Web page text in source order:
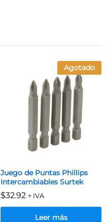
Agotado
Juego de Puntas Phillips
Intercambiables Surtek
$32.92 + IVA
Leer más